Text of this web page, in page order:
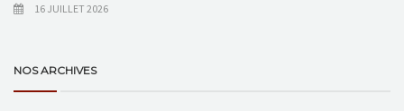
16 JUILLET 2026
NOS ARCHIVES